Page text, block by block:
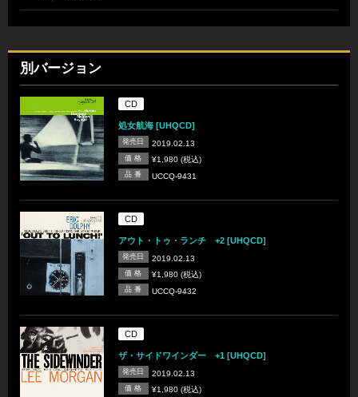
別バージョン
CD
処女航海 [UHQCD]
発売日 2019.02.13
価 格 ¥1,980 (税込)
品 番 UCCQ-9431
CD
アウト・トゥ・ランチ +2 [UHQCD]
発売日 2019.02.13
価 格 ¥1,980 (税込)
品 番 UCCQ-9432
CD
ザ・サイドワインダー +1 [UHQCD]
発売日 2019.02.13
価 格 ¥1,980 (税込)